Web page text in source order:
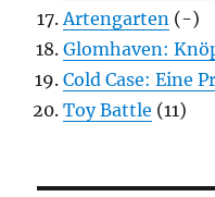
Artengarten (-)
Glomhaven:
Cold Case: Eine
Toy Battle (11)